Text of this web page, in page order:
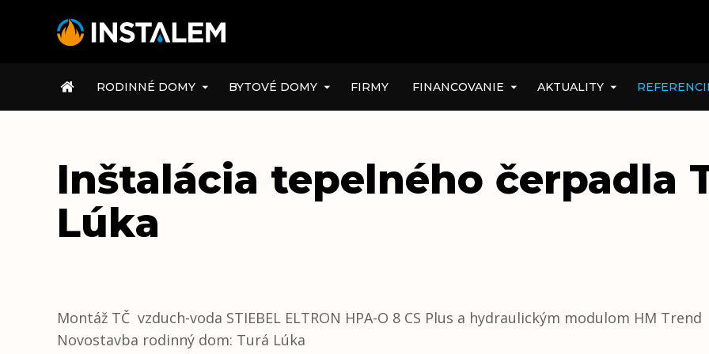
ÚVOD RODINNÉ DOMY BYTOVÉ DOMY FIRMY FINANCOVANIE AKTUALITY
Inštalácia tepelného čerpadla
Lúka
Montáž TČ vzduch-voda STIEBEL ELTRON HPA-O 8 CS Plus a hydraulickým modulom HM Trend
Novostavba rodinný dom: Turá Lúka